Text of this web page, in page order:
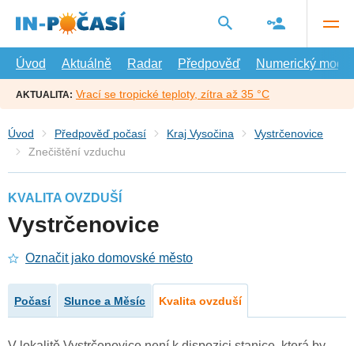
hlavní
Úvod
Aktuálně Radar Předpověď Numerický model
AKTUALITA: Vrací se tropické teploty, zítra až 35 °C
Úvod Předpověď počasí Kraj Vysočina
Vystrčenovice
Znečištění vzduchu
KVALITA OVZDUŠÍ
Vystrčenovice
Označit jako domovské město
Počasí Slunce a Měsíc Kvalita ovzduší